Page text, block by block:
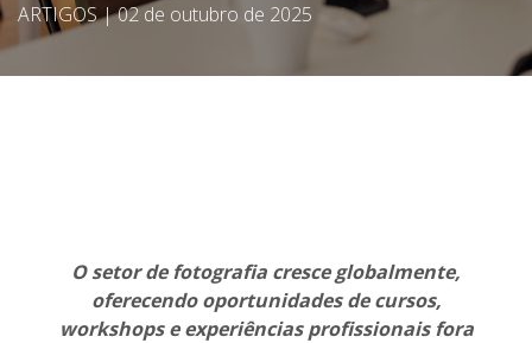
ARTIGOS|02 de outubro de 2025
O setor de fotografia cresce globalmente,
oferecendo oportunidades de cursos,
workshops e experiências profissionais fora